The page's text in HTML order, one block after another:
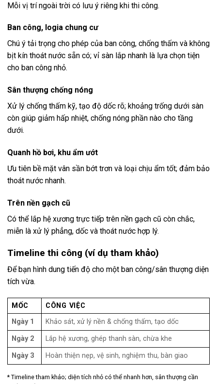
Mỗi vị trí ngoài trời có lưu ý riêng khi thi công.
Ban công, logia chung cư
Chú ý tải trọng cho phép của ban công, chống thấm và không
bịt kín thoát nước sẵn có; vỉ sàn lắp nhanh là lựa chọn tiện
cho ban công nhỏ.
Sân thượng chống nóng
Xử lý chống thấm kỹ, tạo độ dốc rõ; khoảng trống dưới sàn
còn giúp giảm hấp nhiệt, chống nóng phần nào cho tầng
dưới.
Quanh hồ bơi, khu ẩm ướt
Ưu tiên bề mặt vân sần bớt trơn và loại chịu ẩm tốt; đảm bảo
thoát nước nhanh.
Trên nền gạch cũ
Có thể lắp hệ xương trực tiếp trên nền gạch cũ còn chắc,
miễn là xử lý phẳng, dốc và thoát nước hợp lý.
Timeline thi công (ví dụ tham khảo)
Để bạn hình dung tiến độ cho một ban công/sân thượng diện
tích vừa.
MỐC
CÔNG VIỆC
Ngày 1
Khảo sát, xử lý nền & chống thấm, tạo dốc
Ngày 2 Lắp hệ xương, ghép thanh sàn, chừa khe
Ngày 3 Hoàn thiện nẹp, vệ sinh, nghiệm thu, bàn giao
* Timeline tham khảo; diện tích nhỏ có thể nhanh hơn, sân thượng cần